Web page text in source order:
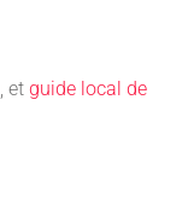
, et guide local de